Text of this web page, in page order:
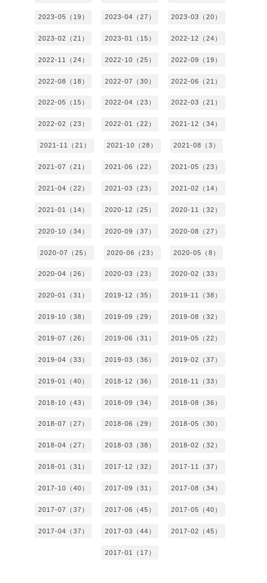
2023-05（19） 2023-04（27） 2023-03（20）
2023-02（21） 2023-01（15） 2022-12（24）
2022-11（24） 2022-10（25） 2022-09（19）
2022-08（18） 2022-07（30） 2022-06（21）
2022-05（15） 2022-04（23） 2022-03（21）
2022-02（23） 2022-01（22） 2021-12（34）
2021-11（21） 2021-10（28） 2021-08（3）
2021-07（21） 2021-06（22） 2021-05（23）
2021-04（22） 2021-03（23） 2021-02（14）
2021-01（14） 2020-12（25） 2020-11（32）
2020-10（34） 2020-09（37） 2020-08（27）
2020-07（25） 2020-06（23） 2020-05（8）
2020-04（26） 2020-03（23） 2020-02（33）
2020-01（31） 2019-12（35） 2019-11（38）
2019-10（38） 2019-09（29） 2019-08（32）
2019-07（26） 2019-06（31） 2019-05（22）
2019-04（33） 2019-03（36） 2019-02（37）
2019-01（40） 2018-12（36） 2018-11（33）
2018-10（43） 2018-09（34） 2018-08（36）
2018-07（27） 2018-06（29） 2018-05（30）
2018-04（27） 2018-03（38） 2018-02（32）
2018-01（31） 2017-12（32） 2017-11（37）
2017-10（40） 2017-09（31） 2017-08（34）
2017-07（37） 2017-06（45） 2017-05（40）
2017-04（37） 2017-03（44） 2017-02（45）
2017-01（17）